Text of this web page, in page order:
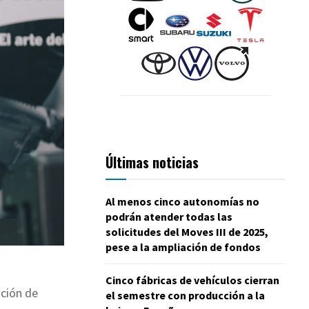
de
Últimas noticias
Al menos cinco autonomías no
podrán atender todas las
solicitudes del Moves III de 2025,
pese a la ampliación de fondos
Cinco fábricas de vehículos cierran
el semestre con producción a la